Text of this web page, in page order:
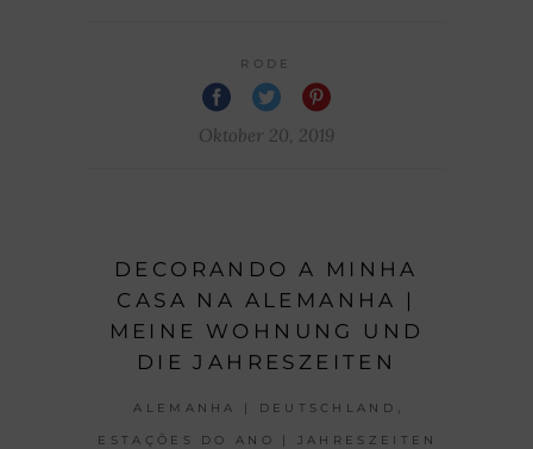
RODE
Oktober 20, 2019
DECORANDO A MINHA
CASA NA ALEMANHA |
MEINE WOHNUNG UND
DIE JAHRESZEITEN
ALEMANHA | DEUTSCHLAND
ESTAÇÕES DO ANO | JAHRESZEITEN